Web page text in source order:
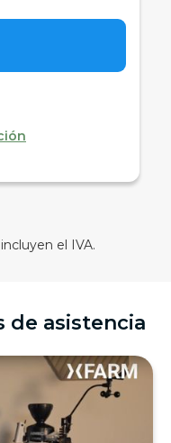
el IVA.
de asistencia